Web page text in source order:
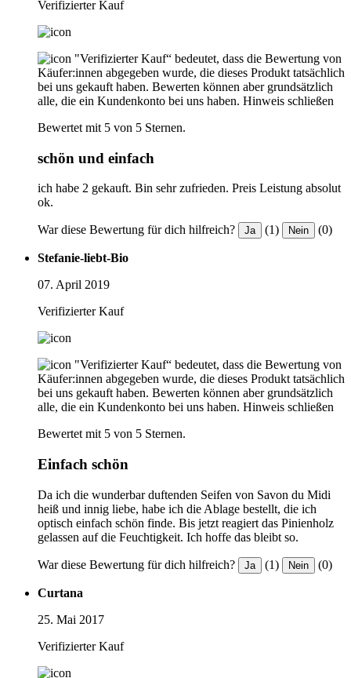
Verifizierter Kauf
"Verifizierter Kauf“ bedeutet, dass die Bewertung von
Käufer:innen abgegeben wurde, die dieses Produkt tatsächlich
bei uns gekauft haben. Bewerten können aber grundsätzlich
alle, die ein Kundenkonto bei uns haben. Hinweis schließen
Bewertet mit 5 von 5 Sternen.
schön und einfach
ich habe 2 gekauft. Bin sehr zufrieden. Preis Leistung absolut
ok.
War diese Bewertung für dich hilfreich? Ja (1) Nein (0)
Stefanie-liebt-Bio
07. April 2019
Verifizierter Kauf
"Verifizierter Kauf“ bedeutet, dass die Bewertung von
Käufer:innen abgegeben wurde, die dieses Produkt tatsächlich
bei uns gekauft haben. Bewerten können aber grundsätzlich
alle, die ein Kundenkonto bei uns haben. Hinweis schließen
Bewertet mit 5 von 5 Sternen.
Einfach schön
Da ich die wunderbar duftenden Seifen von Savon du Midi
heiß und innig liebe, habe ich die Ablage bestellt, die ich
optisch einfach schön finde. Bis jetzt reagiert das Pinienholz
gelassen auf die Feuchtigkeit. Ich hoffe das bleibt so.
War diese Bewertung für dich hilfreich? Ja (1) Nein (0)
Curtana
25. Mai 2017
Verifizierter Kauf